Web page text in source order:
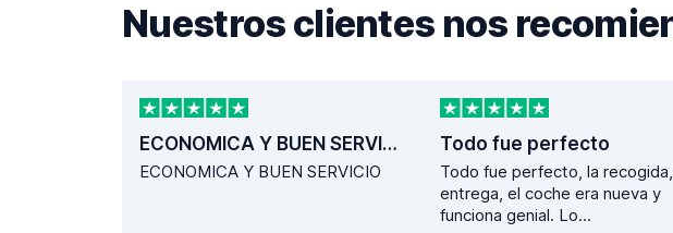
Nuestros clientes nos
ECONOMICA Y BUEN SERVICIO
ECONOMICA Y BUEN SERVICIO
Todo fue perfecto
Todo fue perfecto, la
entrega, el coche era nueva y
funciona genial. Lo...